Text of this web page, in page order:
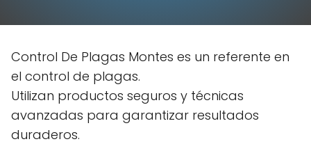
Control De Plagas Montes es un referente en
el control de plagas.
Utilizan productos seguros y técnicas
avanzadas para garantizar resultados
duraderos.